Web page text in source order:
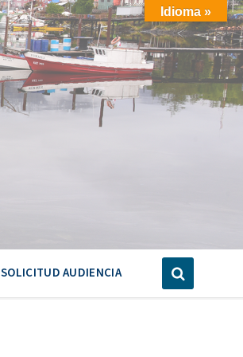
SOLICITUD AUDIENCIA
Idioma »